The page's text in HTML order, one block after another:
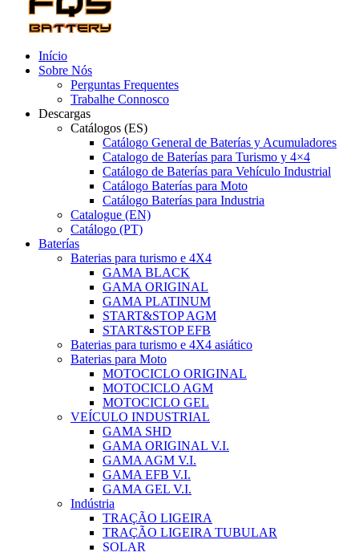
Início
Sobre Nós
Perguntas Frequentes
Trabalhe Connosco
Descargas
Catálogos (ES)
Catálogo General de Baterías y Acumuladores
Catalogo de Baterías para Turismo y 4×4
Catálogo de Baterías para Vehículo Industrial
Catálogo Baterías para Moto
Catálogo Baterías para Industria
Catalogue (EN)
Catálogo (PT)
Baterías
Baterias para turismo e 4X4
GAMA BLACK
GAMA ORIGINAL
GAMA PLATINUM
START&STOP AGM
START&STOP EFB
Baterias para turismo e 4X4 asiático
Baterias para Moto
MOTOCICLO ORIGINAL
MOTOCICLO AGM
MOTOCICLO GEL
VEÍCULO INDUSTRIAL
GAMA SHD
GAMA ORIGINAL V.I.
GAMA AGM V.I.
GAMA EFB V.I.
GAMA GEL V.I.
Indústria
TRAÇÃO LIGEIRA
TRAÇÃO LIGEIRA TUBULAR
SOLAR